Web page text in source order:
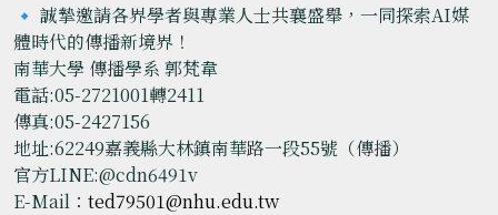
🔹 誠摯邀請各界學者與專業人士共襄盛舉，一同探索AI媒
體時代的傳播新境界！
南華大學 傳播學系 郭梵韋
電話:05-2721001轉2411
傳真:05-2427156
地址:62249嘉義縣大林鎮南華路一段55號（傳播）
官方LINE:@cdn6491v
E-Mail： ted79501@nhu.edu.tw